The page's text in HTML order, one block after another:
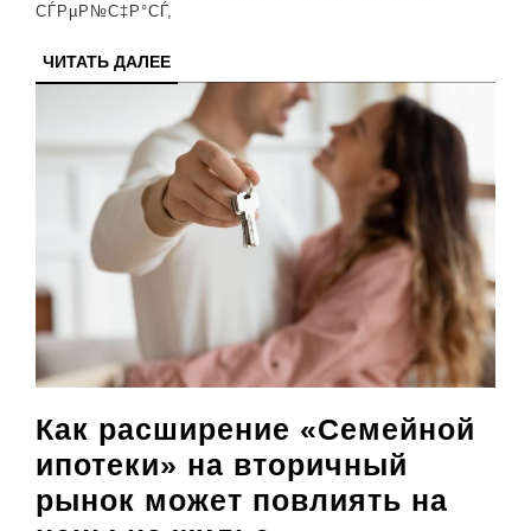
РѕРґРёРЅВ»
СЃРµР№С‡Р°СЃ,
ЧИТАТЬ ДАЛЕЕЧИТАТЬ
ДАЛЕЕ
Как расширение «Семейной
ипотеки» на вторичный
рынок может повлиять на